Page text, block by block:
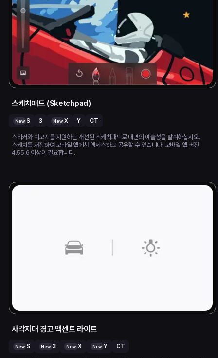
스케치패드 (Sketchpad)
New S 3 New X Y CT
스티커와 이모지를 지원하는 개선된 스케치패드로 내면의 예술성을 발휘하십시오.
스케치를 저장하여 모바일 앱에서 액세스하고 공유할 수 있습니다. 모바일 앱 버전
4.55.6 이상이 필요합니다.
사각지대 경고 액센트 라이트
New S New 3 New X New Y CT